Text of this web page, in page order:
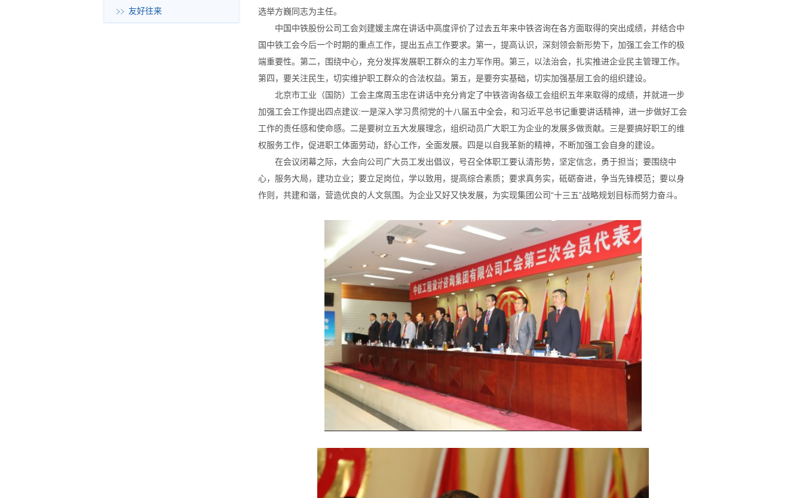
友好往来
选举方巍同志为主任。
中国中铁股份公司工会刘建媛主席在讲话中高度评价了过去五年来中铁咨询在各方面取得的突出成绩，并结合中
国中铁工会今后一个时期的重点工作，提出五点工作要求。第一，提高认识，深刻领会新形势下，加强工会工作的极
端重要性。第二，围绕中心，充分发挥发展职工群众的主力军作用。第三，以法治会，扎实推进企业民主管理工作。
第四，要关注民生，切实维护职工群众的合法权益。第五，是要夯实基础，切实加强基层工会的组织建设。
北京市工业（国防）工会主席周玉忠在讲话中充分肯定了中铁咨询各级工会组织五年来取得的成绩，并就进一步
加强工会工作提出四点建议:一是深入学习贯彻党的十八届五中全会，和习近平总书记重要讲话精神，进一步做好工会
工作的责任感和使命感。二是要树立五大发展理念，组织动员广大职工为企业的发展多做贡献。三是要搞好职工的维
权服务工作，促进职工体面劳动，舒心工作，全面发展。四是以自我革新的精神，不断加强工会自身的建设。
在会议闭幕之际，大会向公司广大员工发出倡议，号召全体职工要认清形势，坚定信念，勇于担当；要围绕中
心，服务大局，建功立业；要立足岗位，学以致用，提高综合素质；要求真务实，砥砺奋进，争当先锋模范；要以身
作则，共建和谐，营造优良的人文氛围。为企业又好又快发展，为实现集团公司“十三五”战略规划目标而努力奋斗。